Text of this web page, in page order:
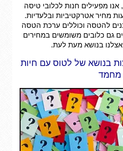
אנו מפעילים חנות לכלובי טיסה
מחיר אטרקטיביות ובלעדיות.
להטסה וכוללים ערכת הטסה
גם כלובים משומשים במחירים
אצלנו בנושא מעת לעת.
בנושא של לטוס עם חיות
מחמד